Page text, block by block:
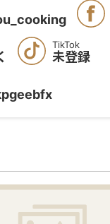
TikTok
未登録